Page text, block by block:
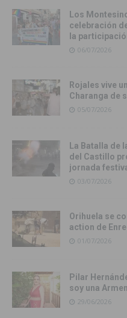
Los
celebración
la
06/07/2026
Rojales vive
Charanga de
05/07/2026
La Batalla de
del Castillo
jornada
03/07/2026
Orihuela se
action de
01/07/2026
Pilar
soy una
29/06/2026